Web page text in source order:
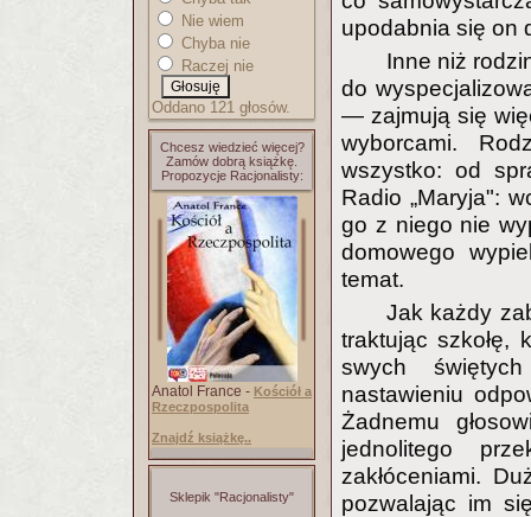
Nie wiem
Chyba nie
Raczej nie
Oddano 121 głosów.
Chcesz wiedzieć więcej?
Zamów dobrą książkę.
Propozycje Racjonalisty:
Anatol France - Kościół a
Rzeczpospolita
Znajdź książkę..
Sklepik "Racjonalisty"
upodabnia się on
Inne niż
do
— zajmują się
wyborcami.
wszystko: od
Radio „Maryja":
go z niego nie
domowego
temat.
Jak każdy
traktując szkołę,
swych
nastawieniu
Żadnemu
jednolitego
zakłóceniami.
pozwalając im